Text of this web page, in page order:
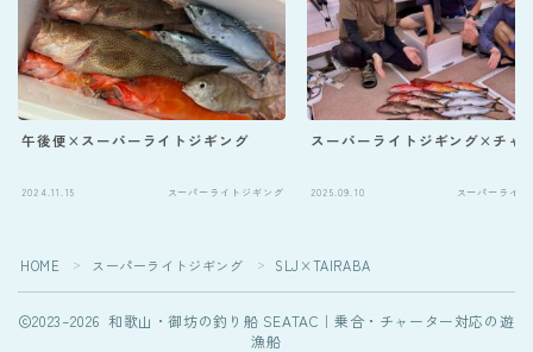
Follow Me
午後便×スーパーライトジギング
2024.11.15 スーパーライトジギング
スーパーライトジギング×チャ
2025.09.10 スーパーライ
HOME ＞ スーパーライトジギング ＞ SLJ×TAIRABA
2023–2026 和歌山・御坊の釣り船 SEATAC｜乗合・チャーター対応の遊
漁船